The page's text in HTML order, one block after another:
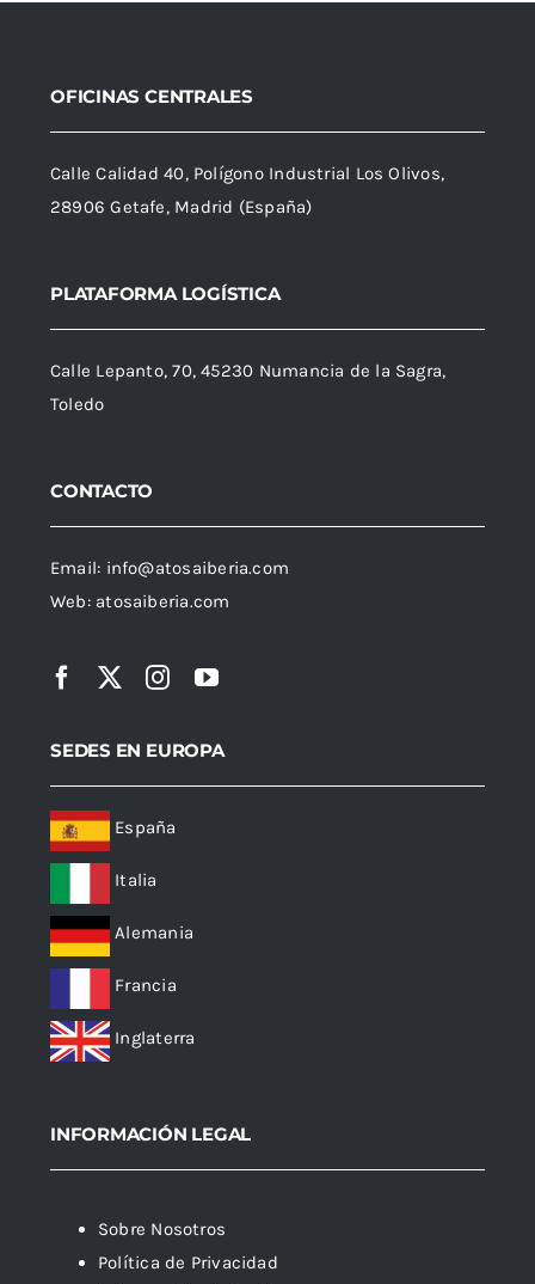
OFICINAS CENTRALES
Calle Calidad 40, Polígono Industrial Los Olivos,
28906 Getafe, Madrid (España)
PLATAFORMA LOGÍSTICA
Calle Lepanto, 70, 45230 Numancia de la Sagra,
Toledo
CONTACTO
Email: info@atosaiberia.com
Web: atosaiberia.com
SEDES EN EUROPA
España
Italia
Alemania
Francia
Inglaterra
INFORMACIÓN LEGAL
Sobre Nosotros
Política de Privacidad